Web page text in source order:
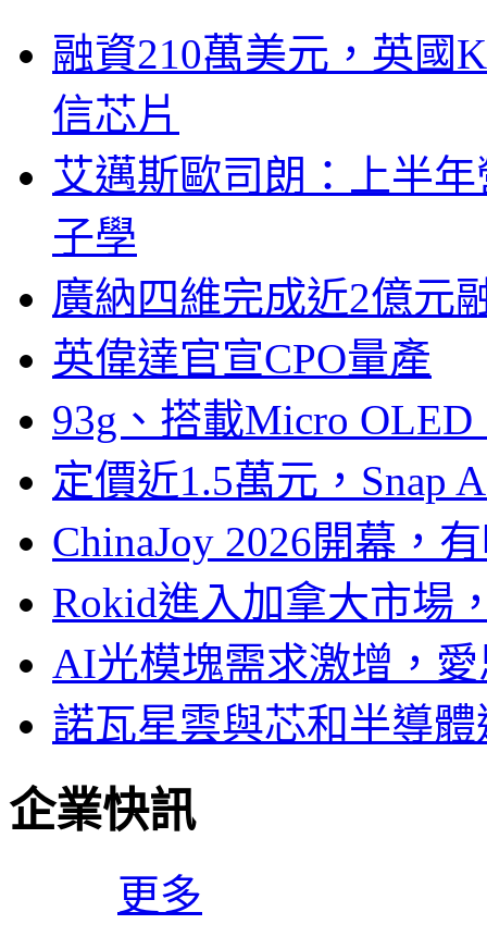
融資210萬美元，英國
信芯片
艾邁斯歐司朗：上半
子學
廣納四維完成近2億元
英偉達官宣CPO量產
93g、搭載Micro
定價近1.5萬元，Snap
ChinaJoy 2026開幕，
Rokid進入加拿大市場
AI光模塊需求激增，
諾瓦星雲與芯和半導
企業快訊
更多